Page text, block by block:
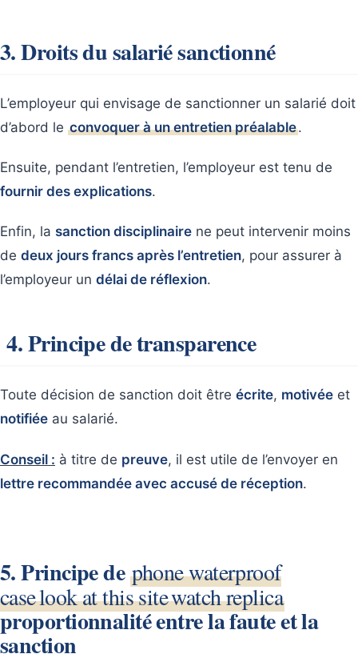
3. Droits du salarié sanctionné
L’employeur qui envisage de sanctionner un salarié doit
d’abord le convoquer à un entretien préalable.
Ensuite, pendant l’entretien, l’employeur est tenu de
fournir des explications.
Enfin, la sanction disciplinaire ne peut intervenir moins
de deux jours francs après l’entretien, pour assurer à
l’employeur un délai de réflexion.
4. Principe de transparence
Toute décision de sanction doit être écrite, motivée et
notifiée au salarié.
Conseil : à titre de preuve, il est utile de l’envoyer en
lettre recommandée avec accusé de réception.
5. Principe de phone waterproof
caselook at this sitewatch replica
proportionnalité entre la faute et la
sanction